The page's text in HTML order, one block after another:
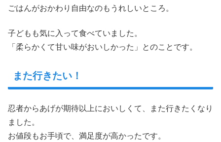
ごはんがおかわり自由なのもうれしいところ。
子どもも気に入って食べていました。
「柔らかくて甘い味がおいしかった」とのことです。
また行きたい！
忍者からあげが期待以上においしくて、また行きたくなり
ました。
お値段もお手頃で、満足度が高かったです。